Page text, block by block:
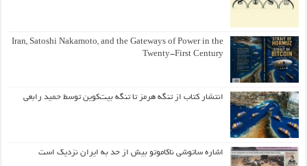
Iran, Satoshi Nakamoto, and the Gateways of Power in the
Twenty-First Century
انتشار کتاب از تنگه هرمز تا تنگه بیت‌کوین توسط حمید رابعی
اشاره ساتوشی ناکاموتو بیش از حد به ایران نزدیک است